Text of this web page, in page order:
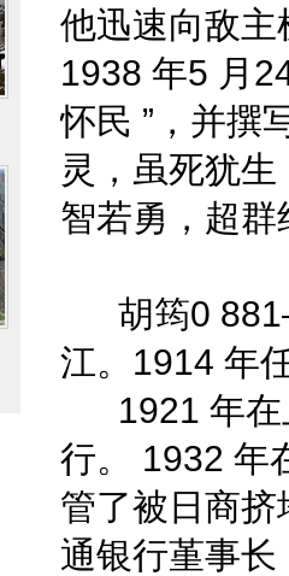
他迅速向敌
1938 年5 月
怀民 ”，并撰
灵，虽死犹
智若勇，超群
胡筠0
江。1914 年
1921 年在
行。 1932 年
管了被日商
通银行堇事